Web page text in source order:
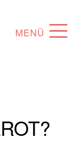
MENÜ